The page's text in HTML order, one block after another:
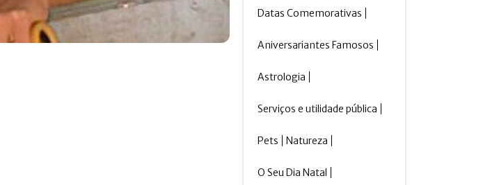
Datas Comemorativas
Aniversariantes Famosos
Astrologia
Serviços e utilidade pública
Pets Natureza
O Seu Dia Natal